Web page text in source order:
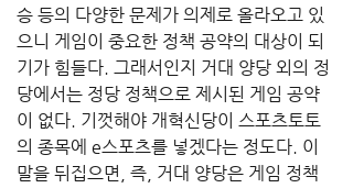
승 등의 다양한 문제가 의제로 올라오고 있
으니 게임이 중요한 정책 공약의 대상이 되
기가 힘들다. 그래서인지 거대 양당 외의 정
당에서는 정당 정책으로 제시된 게임 공약
이 없다. 기껏해야 개혁신당이 스포츠토토
의 종목에 e스포츠를 넣겠다는 정도다. 이
말을 뒤집으면, 즉, 거대 양당은 게임 정책